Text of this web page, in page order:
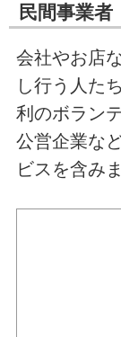
民間事業者
会社やお店
し行う人た
利のボラン
公営企業な
ビスを含み